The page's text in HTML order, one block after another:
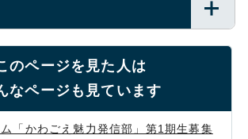
のページを見た人は
なページも見ています
「かわごえ魅力発信部」第1期生募集